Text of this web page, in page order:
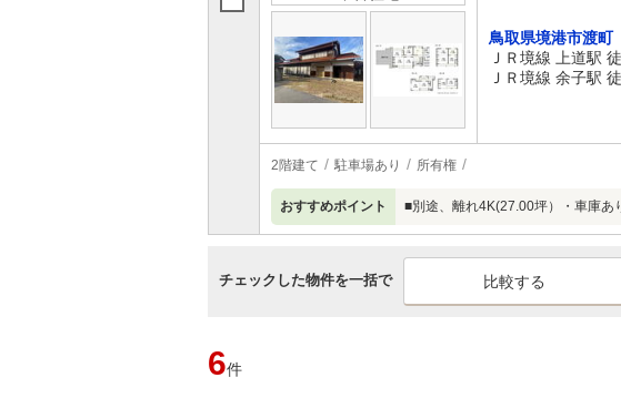
鳥取県境港市渡町
ＪＲ境線 上道駅
ＪＲ境線 余子駅
2階建て 駐車場あり 所有権
おすすめポイント ■別途、離れ4K(27.00坪）・車庫あ
チェックした物件を一括で
6件